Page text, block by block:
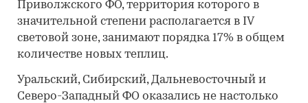
Приволжского ФО, территория которого в
значительной степени располагается в IV
световой зоне, занимают порядка 17% в общем
количестве новых теплиц.
Уральский, Сибирский, Дальневосточный и
Северо-Западный ФО оказались не настолько